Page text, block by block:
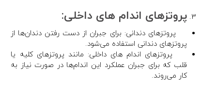
پروتزهای اندام های داخلی:
پروتزهای دندانی: برای جبران از دست رفتن دندان‌ها از
پروتزهای دندانی استفاده می‌شود.
پروتزهای اندام های داخلی: مانند پروتزهای کلیه یا
قلب که برای جبران عملکرد این اندام‌ها در صورت نیاز به
کار می‌روند.